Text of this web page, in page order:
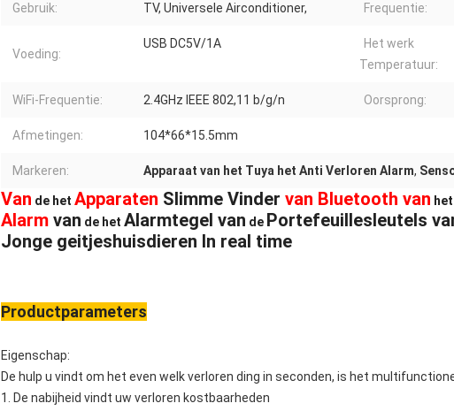
Gebruik: TV, Universele Airconditioner, Frequentie:
Voeding:
USB DC5V/1A
Het werk
Temperatuur:
WiFi-Frequentie: 2.4GHz IEEE 802,11 b/g/n Oorsprong:
Afmetingen: 104*66*15.5mm
Markeren: Apparaat van het Tuya het Anti Verloren Alarm,
Van de het Apparaten Slimme Vinder van Bluetooth van het
Alarm van de het Alarmtegel van de Portefeuillesleutels
Jonge geitjeshuisdieren In real time
Productparameters
Eigenschap:
De hulp u vindt om het even welk verloren ding in seconden, is het
1. De nabijheid vindt uw verloren kostbaarheden